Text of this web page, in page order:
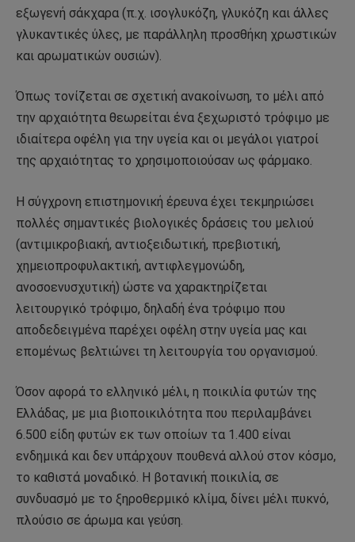
εξωγενή σάκχαρα (π.χ. ισογλυκόζη, γλυκόζη και άλλες
γλυκαντικές ύλες, με παράλληλη προσθήκη χρωστικών
και αρωματικών ουσιών).
Όπως τονίζεται σε σχετική ανακοίνωση, το μέλι από
την αρχαιότητα θεωρείται ένα ξεχωριστό τρόφιμο με
ιδιαίτερα οφέλη για την υγεία και οι μεγάλοι γιατροί
της αρχαιότητας το χρησιμοποιούσαν ως φάρμακο.
Η σύγχρονη επιστημονική έρευνα έχει τεκμηριώσει
πολλές σημαντικές βιολογικές δράσεις του μελιού
(αντιμικροβιακή, αντιοξειδωτική, πρεβιοτική,
χημειοπροφυλακτική, αντιφλεγμονώδη,
ανοσοενυσχυτική) ώστε να χαρακτηρίζεται
λειτουργικό τρόφιμο, δηλαδή ένα τρόφιμο που
αποδεδειγμένα παρέχει οφέλη στην υγεία μας και
επομένως βελτιώνει τη λειτουργία του οργανισμού.
Όσον αφορά το ελληνικό μέλι, η ποικιλία φυτών της
Ελλάδας, με μια βιοποικιλότητα που περιλαμβάνει
6.500 είδη φυτών εκ των οποίων τα 1.400 είναι
ενδημικά και δεν υπάρχουν πουθενά αλλού στον κόσμο,
το καθιστά μοναδικό. Η βοτανική ποικιλία, σε
συνδυασμό με το ξηροθερμικό κλίμα, δίνει μέλι πυκνό,
πλούσιο σε άρωμα και γεύση.